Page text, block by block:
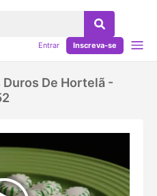
Entrar Inscreva-se
De Hortelã -